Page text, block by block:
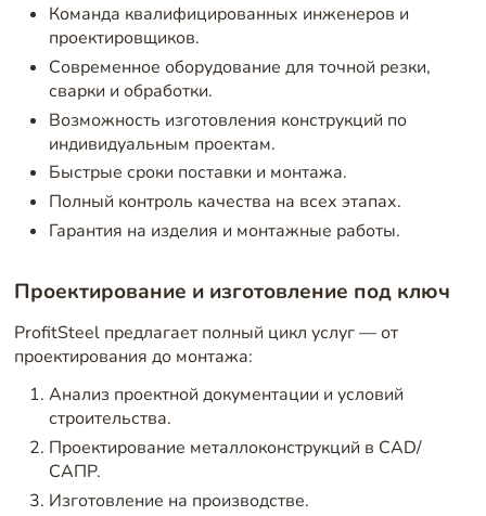
Команда квалифицированных инженеров и
проектировщиков.
Современное оборудование для точной резки,
сварки и обработки.
Возможность изготовления конструкций по
индивидуальным проектам.
Быстрые сроки поставки и монтажа.
Полный контроль качества на всех этапах.
Гарантия на изделия и монтажные работы.
Проектирование и изготовление под ключ
ProfitSteel предлагает полный цикл услуг — от
проектирования до монтажа:
Анализ проектной документации и условий
строительства.
Проектирование металлоконструкций в CAD/
САПР.
Изготовление на производстве.